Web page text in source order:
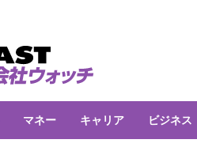
マネー キャリア ビジネス